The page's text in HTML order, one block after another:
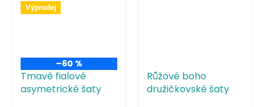
Výprodej
–60 %
Tmavě fialové
asymetrické šaty
Růžové boho
družičkovské šaty